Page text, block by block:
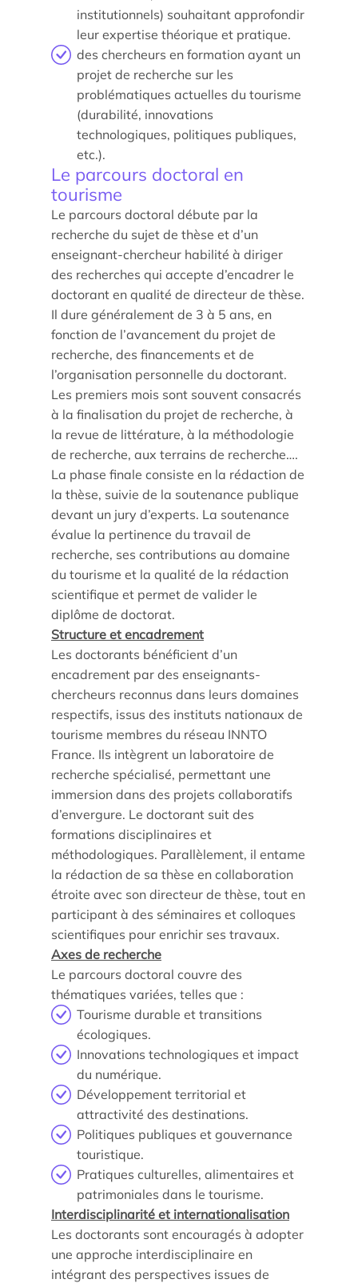
Espace Presse
Étude/Stage
Comment candidater ?
Comment candidater ?
Nos recherches et expertises
Laboratoires
Parcours doctoral
École doctorale
En savoir +
Compétences et attentes professionnelles dans les
métiers territoriaux touristiques
Transformation des carrières en tourisme
Les enjeux de l’égalité femmes-hommes dans les
métiers touristiques
institutionnels) souhaitant approfondir
leur expertise théorique et pratique.
des chercheurs en formation ayant un
projet de recherche sur les
problématiques actuelles du tourisme
(durabilité, innovations
technologiques, politiques publiques,
etc.).
Le parcours doctoral en
tourisme
Le parcours doctoral débute par la
recherche du sujet de thèse et d’un
enseignant-chercheur habilité à diriger
des recherches qui accepte d’encadrer le
doctorant en qualité de directeur de thèse.
Il dure généralement de 3 à 5 ans, en
fonction de l’avancement du projet de
recherche, des financements et de
l’organisation personnelle du doctorant.
Les premiers mois sont souvent consacrés
à la finalisation du projet de recherche, à
la revue de littérature, à la méthodologie
de recherche, aux terrains de recherche….
La phase finale consiste en la rédaction de
la thèse, suivie de la soutenance publique
devant un jury d’experts. La soutenance
évalue la pertinence du travail de
recherche, ses contributions au domaine
du tourisme et la qualité de la rédaction
scientifique et permet de valider le
diplôme de doctorat.
Structure et encadrement
Les doctorants bénéficient d’un
encadrement par des enseignants-
chercheurs reconnus dans leurs domaines
respectifs, issus des instituts nationaux de
tourisme membres du réseau INNTO
France. Ils intègrent un laboratoire de
recherche spécialisé, permettant une
immersion dans des projets collaboratifs
d’envergure. Le doctorant suit des
formations disciplinaires et
méthodologiques. Parallèlement, il entame
la rédaction de sa thèse en collaboration
étroite avec son directeur de thèse, tout en
participant à des séminaires et colloques
scientifiques pour enrichir ses travaux.
Axes de recherche
Le parcours doctoral couvre des
thématiques variées, telles que :
Tourisme durable et transitions
écologiques.
Innovations technologiques et impact
du numérique.
Développement territorial et
attractivité des destinations.
Politiques publiques et gouvernance
touristique.
Pratiques culturelles, alimentaires et
patrimoniales dans le tourisme.
Interdisciplinarité et internationalisation
Les doctorants sont encouragés à adopter
une approche interdisciplinaire en
intégrant des perspectives issues de